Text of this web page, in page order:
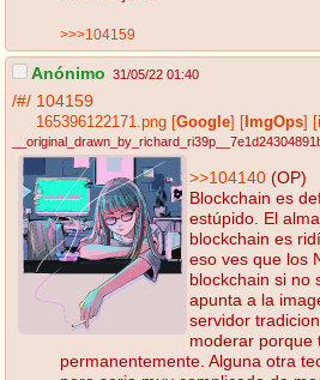
>>>104159
Anónimo 31/05/22 01:40
/#/ 104159
165396122171.png Google ImgOps
>>104140 (OP)
Blockchain es
estúpido. El
blockchain es
eso ves que los
blockchain si no
apunta a la
servidor
moderar porque
permanentemente. Alguna otra